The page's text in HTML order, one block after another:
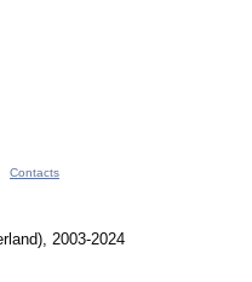
Contacts
2003-2024